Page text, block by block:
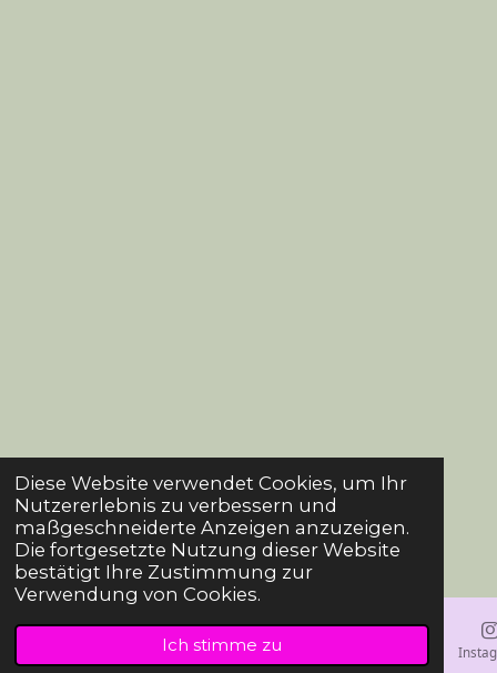
Diese Website verwendet Cookies, um Ihr
Nutzererlebnis zu verbessern und
maßgeschneiderte Anzeigen anzuzeigen.
Die fortgesetzte Nutzung dieser Website
bestätigt Ihre Zustimmung zur
Verwendung von Cookies.
Ich stimme zuKarte